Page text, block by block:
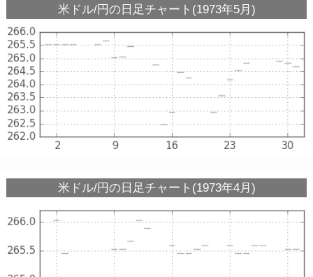
米ドル/円の日足チャート(1973年5月)
米ドル/円の日足チャート(1973年4月)